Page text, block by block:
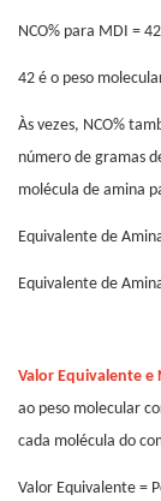
NCO% para MDI =
42 é o peso
Às vezes, NCO%
número de gramas
molécula de amina
Equivalente de
Equivalente de
Valor Equivalente e
ao peso molecular
cada molécula do
Valor Equivalente =